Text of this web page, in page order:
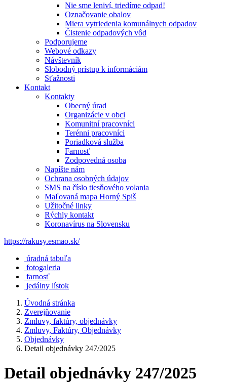
Nie sme leniví, triedíme odpad!
Označovanie obalov
Miera vytriedenia komunálnych odpadov
Čistenie odpadových vôd
Podporujeme
Webové odkazy
Návštevník
Slobodný prístup k informáciám
Sťažnosti
Kontakt
Kontakty
Obecný úrad
Organizácie v obci
Komunitní pracovníci
Terénni pracovníci
Poriadková služba
Farnosť
Zodpovedná osoba
Napíšte nám
Ochrana osobných údajov
SMS na číslo tiesňového volania
Maľovaná mapa Horný Spiš
Užitočné linky
Rýchly kontakt
Koronavírus na Slovensku
https://rakusy.esmao.sk/
úradná tabuľa
fotogaleria
farnosť
jedálny lístok
Úvodná stránka
Zverejňovanie
Zmluvy, faktúry, objednávky
Zmluvy, Faktúry, Objednávky
Objednávky
Detail objednávky 247/2025
Detail objednávky 247/2025